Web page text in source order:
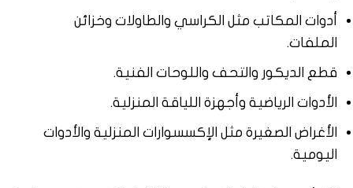
أدوات المكاتب مثل الكراسي والطاولات وخزائن
الملفات.
قطع الديكور والتحف واللوحات الفنية.
الأدوات الرياضية وأجهزة اللياقة المنزلية.
الأغراض الصغيرة مثل الإكسسوارات المنزلية والأدوات
اليومية.